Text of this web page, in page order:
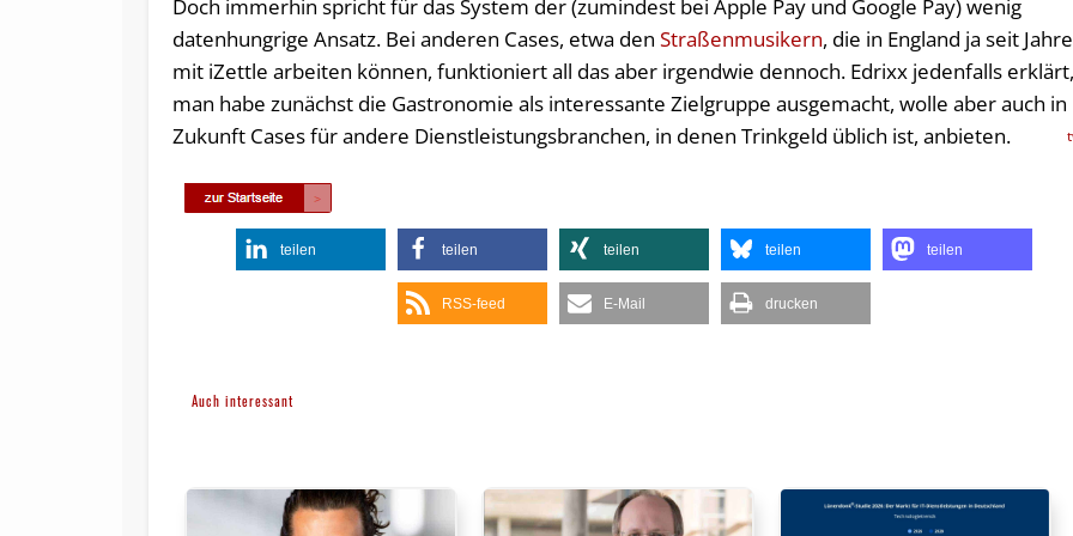
Doch immerhin spricht für das System der (zumindest bei Apple Pay und Google Pay) wenig
datenhungrige Ansatz. Bei anderen Cases, etwa denStraßenmusikern, die in England ja seit
mit iZettle arbeiten können, funktioniert all das aber irgendwie dennoch. Edrixx jedenfalls erklärt,
man habe zunächst die Gastronomie als interessante Zielgruppe ausgemacht, wolle aber auch in
Zukunft Cases für andere Dienstleistungsbranchen, in denen Trinkgeld üblich ist, anbieten.
teilen teilen teilen teilen teilen
RSS-feed E-Mail drucken
Auch interessant